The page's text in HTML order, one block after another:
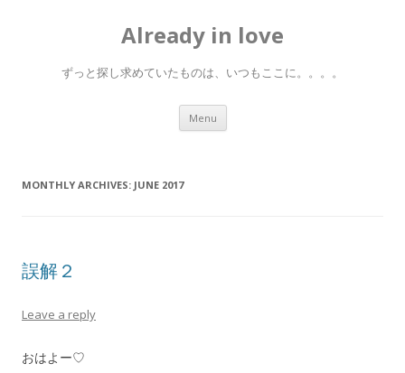
Already in love
ずっと探し求めていたものは、いつもここに。。。。
Menu Skip
content
MONTHLY ARCHIVES: JUNE 2017
誤解２
Leave a reply
おはよー♡